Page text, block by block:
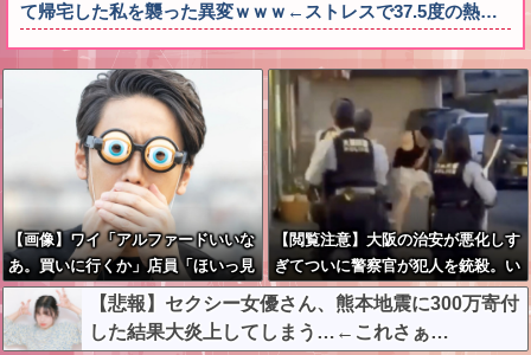
て帰宅した私を襲った異変ｗｗｗ←ストレスで37.5度の熱…
【画像】ワイ「アルファードいいな
あ。買いに行くか」店員「ほいっ見
積もりな！」ワイ「金額おかしく
ね？」←お前らもそう思うよ
な？？？？？
【閲覧注意】大阪の治安が悪化しす
ぎてついに警察官が犯人を銃殺。い
よいよアメリカみたいになってきた
な
【悲報】セクシー女優さん、熊本地震に300万寄付
した結果大炎上してしまう…←これさぁ…